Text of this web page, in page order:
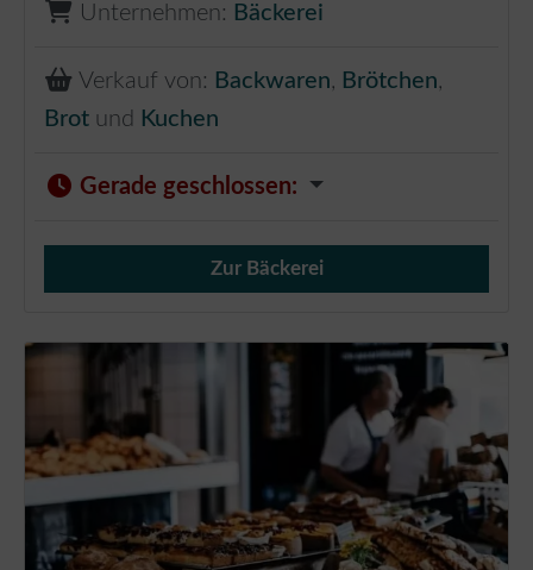
Unternehmen: Bäckerei
Verkauf von: Backwaren, Brötchen,
Brot und Kuchen
Gerade geschlossen:
Verkauf von Brötchen,
Zur Bäckerei